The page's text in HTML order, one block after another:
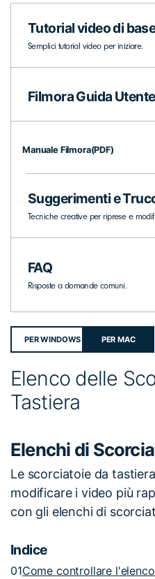
Tip per YouTube
Supporto
cerca
Tutorial video di
Semplici tutorial video per iniziare.
Filmora Guida Utente
Manuale Filmora(PDF)
Suggerimenti e
Tecniche creative per riprese e
FAQ
Risposte a domande comuni.
PER WINDOWS PER MAC
Elenco delle
Tastiera
Elenchi di
Le scorciatoie da
modificare i video più
con gli elenchi di
Indice
01Come controllare